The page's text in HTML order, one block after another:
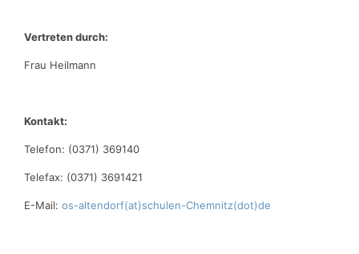
Vertreten durch:
Frau Heilmann
Kontakt:
Telefon: (0371) 369140
Telefax: (0371) 3691421
E-Mail: os-altendorf(at)schulen-Chemnitz(dot)de